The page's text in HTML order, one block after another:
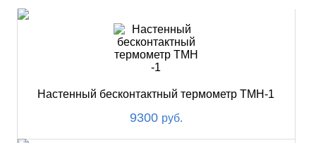
Настенный бесконтактный термометр ТМН-1
9300 руб.